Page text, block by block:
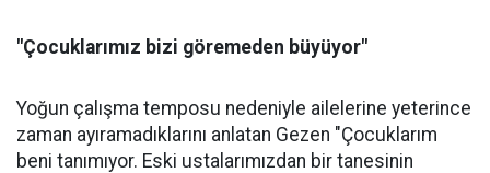
"Çocuklarımız bizi göremeden büyüyor"
Yoğun çalışma temposu nedeniyle ailelerine yeterince
zaman ayıramadıklarını anlatan Gezen "Çocuklarım
beni tanımıyor. Eski ustalarımızdan bir tanesinin